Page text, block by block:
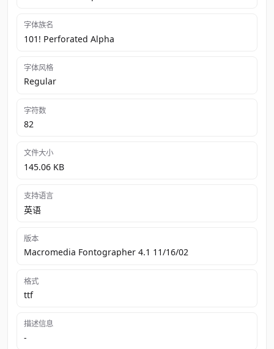
字体族名
101! Perforated Alpha
字体风格
Regular
字符数
82
文件大小
145.06 KB
支持语言
英语
版本
Macromedia Fontographer 4.1 11/16/02
格式
ttf
描述信息
-